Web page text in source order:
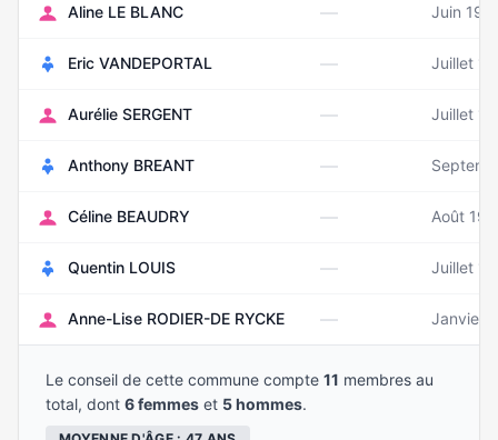
Aline LE BLANC — Juin
Eric VANDEPORTAL — Juillet
Aurélie SERGENT — Juillet
Anthony BREANT —
Céline BEAUDRY — Août
Quentin LOUIS — Juillet
Anne-Lise RODIER-DE RYCKE — Janvier
Le conseil de cette commune compte 11 membres au
total, dont 6 femmes et 5 hommes.